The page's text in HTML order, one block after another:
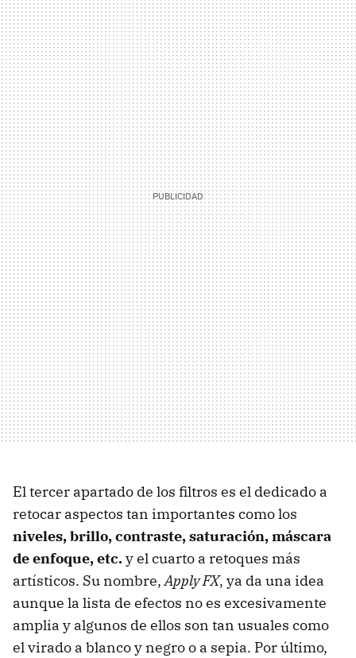
El tercer apartado de los filtros es el dedicado a
retocar aspectos tan importantes como los
niveles, brillo, contraste, saturación, máscara
de enfoque, etc.y el cuarto a retoques más
artísticos. Su nombre,Apply FX, ya da una idea
aunque la lista de efectos no es excesivamente
amplia y algunos de ellos son tan usuales como
el virado a blanco y negro o a sepia. Por último,